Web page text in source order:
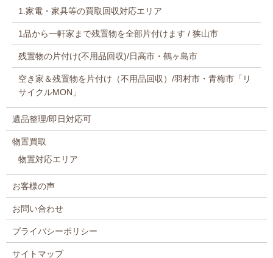
1.家電・家具等の買取回収対応エリア
1品から一軒家まで残置物を全部片付けます / 狭山市
残置物の片付け(不用品回収)/日高市・鶴ヶ島市
空き家＆残置物を片付け（不用品回収）/羽村市・青梅市「リ
サイクルMON」
遺品整理/即日対応可
物置買取
物置対応エリア
お客様の声
お問い合わせ
プライバシーポリシー
サイトマップ